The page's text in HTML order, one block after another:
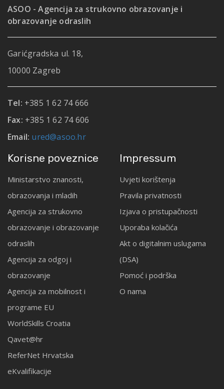
ASOO - Agencija za strukovno obrazovanje i
obrazovanje odraslih
Garićgradska ul. 18,
10000 Zagreb
Tel: +385 1 62 74 666
Fax: +385 1 62 74 606
Email: ured@asoo.hr
Korisne poveznice
Ministarstvo znanosti,
obrazovanja i mladih
Agencija za strukovno
obrazovanje i obrazovanje
odraslih
Agencija za odgoj i
obrazovanje
Agencija za mobilnost i
programe EU
WorldSkills Croatia
Qavet@hr
ReferNet Hrvatska
eKvalifikacije
Impressum
Uvjeti korištenja
Pravila privatnosti
Izjava o pristupačnosti
Uporaba kolačića
Akt o digitalnim uslugama
(DSA)
Pomoć i podrška
O nama